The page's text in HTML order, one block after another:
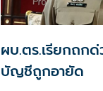
ผบ.ตร.เรียกถกด่
บัญชีถูกอายัด